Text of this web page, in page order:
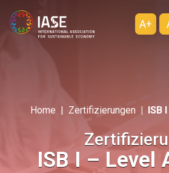
A+
Home Zertifizierungen ISB
ISB I – Level